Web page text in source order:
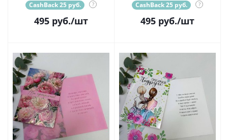
CashBack 25 руб. ?
495 руб./шт
CashBack 25 руб. ?
495 руб./шт